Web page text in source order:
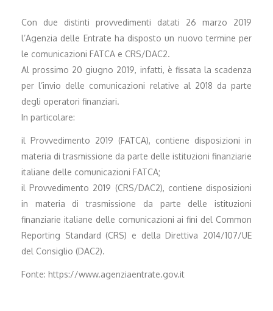
Con due distinti provvedimenti datati 26 marzo 2019
l’Agenzia delle Entrate ha disposto un nuovo termine per
le comunicazioni FATCA e CRS/DAC2.
Al prossimo 20 giugno 2019, infatti, è fissata la scadenza
per l’invio delle comunicazioni relative al 2018 da parte
degli operatori finanziari.
In particolare:
il Provvedimento 2019 (FATCA), contiene disposizioni in
materia di trasmissione da parte delle istituzioni finanziarie
italiane delle comunicazioni FATCA;
il Provvedimento 2019 (CRS/DAC2), contiene disposizioni
in materia di trasmissione da parte delle istituzioni
finanziarie italiane delle comunicazioni ai fini del Common
Reporting Standard (CRS) e della Direttiva 2014/107/UE
del Consiglio (DAC2).
Fonte: https://www.agenziaentrate.gov.it